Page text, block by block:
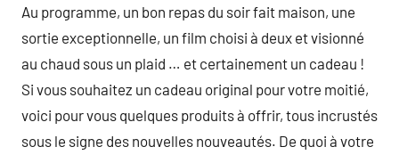
Au programme, un bon repas du soir fait maison, une
sortie exceptionnelle, un film choisi à deux et visionné
au chaud sous un plaid … et certainement un cadeau !
Si vous souhaitez un cadeau original pour votre moitié,
voici pour vous quelques produits à offrir, tous incrustés
sous le signe des nouvelles nouveautés. De quoi à votre